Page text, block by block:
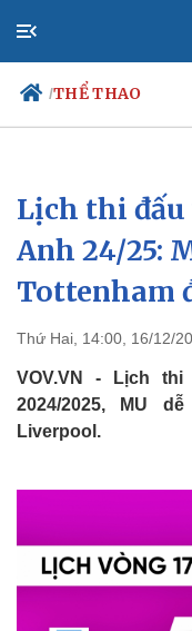
/THỂ THAO
Chính trị
Đảng
Tổ chức nhân sự
Quốc hội
Lịch thi đấu
Anh 24/25:
Tottenham
Thứ Hai, 14:00, 16/12/
VOV.VN - Lịch
2024/2025, MU
Liverpool.